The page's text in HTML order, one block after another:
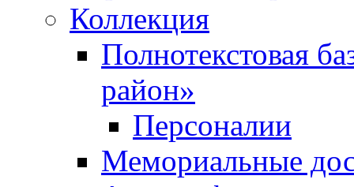
Коллекция
Полнотекстовая
район»
Персоналии
Мемориальные